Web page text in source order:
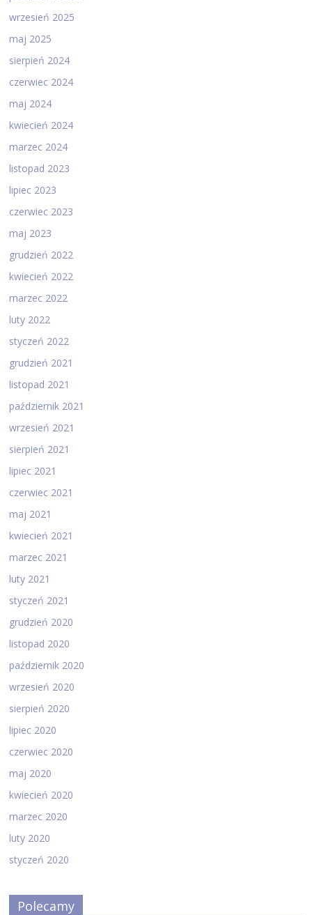
wrzesień 2025
maj 2025
sierpień 2024
czerwiec 2024
maj 2024
kwiecień 2024
marzec 2024
listopad 2023
lipiec 2023
czerwiec 2023
maj 2023
grudzień 2022
kwiecień 2022
marzec 2022
luty 2022
styczeń 2022
grudzień 2021
listopad 2021
październik 2021
wrzesień 2021
sierpień 2021
lipiec 2021
czerwiec 2021
maj 2021
kwiecień 2021
marzec 2021
luty 2021
styczeń 2021
grudzień 2020
listopad 2020
październik 2020
wrzesień 2020
sierpień 2020
lipiec 2020
czerwiec 2020
maj 2020
kwiecień 2020
marzec 2020
luty 2020
styczeń 2020
Polecamy